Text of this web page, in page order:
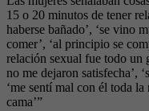
15 o 20 minutos de tener
haberse bañado’, ‘se vino
comer’, ‘al principio se
relación sexual fue todo un
no me dejaron satisfecha’,
‘me sentí mal con él toda la
cama’”